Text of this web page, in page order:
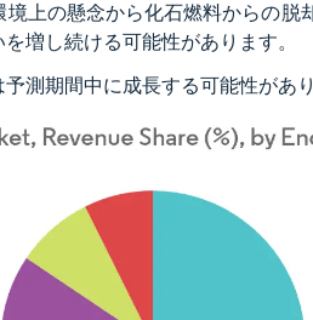
上の懸念から化石燃料からの
増し続ける可能性があります。
測期間中に成長する可能性があり